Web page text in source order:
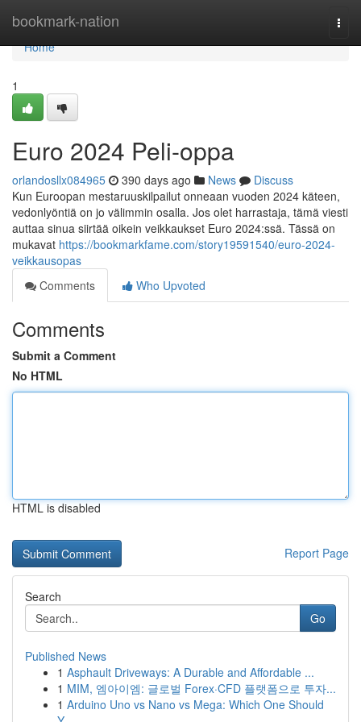
bookmark-nation
Home
Home
1
Euro 2024 Peli-oppa
orlandosllx084965 390 days ago News
Discuss
Kun Euroopan mestaruuskilpailut onneaan vuoden 2024 käteen,
vedonlyöntiä on jo välimmin osalla. Jos olet harrastaja, tämä viesti
auttaa sinua siirtää oikein veikkaukset Euro 2024:ssä. Tässä on
mukavat https://bookmarkfame.com/story19591540/euro-2024-
veikkausopas
Comments
Who Upvoted
Comments
Submit a Comment
No HTML
HTML is disabled
Report Page
Search
Go
Published News
1 Asphault Driveways: A Durable and Affordable ...
1 MIM, 엠아이엠: 글로벌 Forex·CFD 플랫폼으로 투자...
1 Arduino Uno vs Nano vs Mega: Which One Should